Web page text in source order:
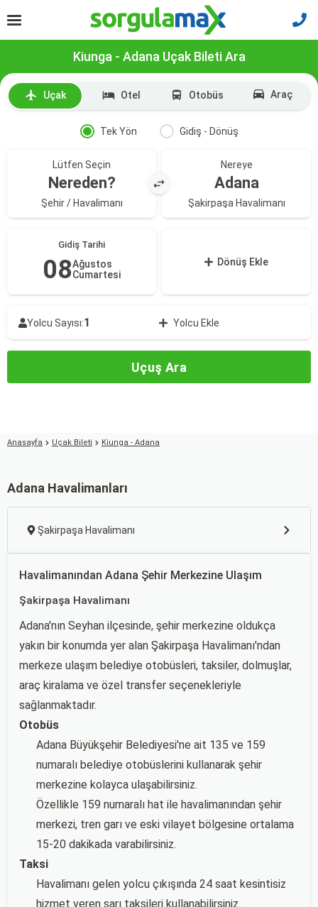
Kiunga - Adana Uçak Bileti Ara
Uçak Otel Otobüs Araç
Tek Yön Gidiş - Dönüş
Lütfen Seçin
Nereden?
Şehir / Havalimanı
Nereye
Adana
Şakirpaşa Havalimanı
Gidiş Tarihi
08Ağustos
Cumartesi
Dönüş Ekle
Yolcu Sayısı:1 Yolcu Ekle
Uçuş Ara
Anasayfa Uçak Bileti Kiunga - Adana
Adana Havalimanları
Şakirpaşa Havalimanı
Havalimanından Adana Şehir Merkezine Ulaşım
Şakirpaşa Havalimanı
Adana'nın Seyhan ilçesinde, şehir merkezine oldukça
yakın bir konumda yer alan Şakirpaşa Havalimanı'ndan
merkeze ulaşım belediye otobüsleri, taksiler, dolmuşlar,
araç kiralama ve özel transfer seçenekleriyle
sağlanmaktadır.
Otobüs
Adana Büyükşehir Belediyesi'ne ait 135 ve 159
numaralı belediye otobüslerini kullanarak şehir
merkezine kolayca ulaşabilirsiniz.
Özellikle 159 numaralı hat ile havalimanından şehir
merkezi, tren garı ve eski vilayet bölgesine ortalama
15-20 dakikada varabilirsiniz.
Taksi
Havalimanı gelen yolcu çıkışında 24 saat kesintisiz
hizmet veren sarı taksileri kullanabilirsiniz.